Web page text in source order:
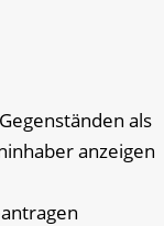
als
anzeigen